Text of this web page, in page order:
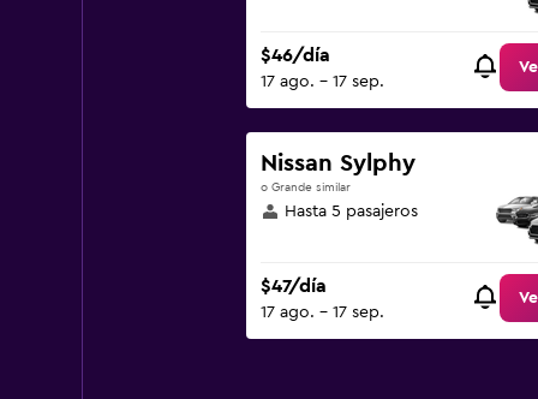
$46/día
17 ago. - 17 sep.
Nissan Sylphy
o Grande similar
Hasta 5 pasajeros
$47/día
17 ago. - 17 sep.